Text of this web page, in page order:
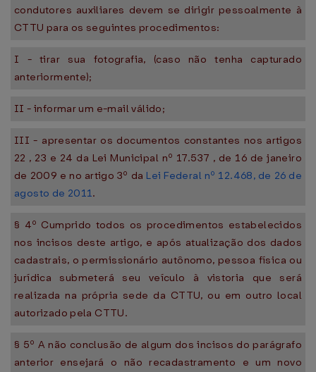
condutores auxiliares devem se dirigir pessoalmente à
CTTU para os seguintes procedimentos:
I - tirar sua fotografia, (caso não tenha capturado
anteriormente);
II - informar um e-mail válido;
III - apresentar os documentos constantes nos artigos
22 , 23 e 24 da Lei Municipal nº 17.537 , de 16 de janeiro
de 2009 e no artigo 3º da Lei Federal nº 12.468, de 26 de
agosto de 2011.
§ 4º Cumprido todos os procedimentos estabelecidos
nos incisos deste artigo, e após atualização dos dados
cadastrais, o permissionário autônomo, pessoa física ou
jurídica submeterá seu veículo à vistoria que será
realizada na própria sede da CTTU, ou em outro local
autorizado pela CTTU.
§ 5º A não conclusão de algum dos incisos do parágrafo
anterior ensejará o não recadastramento e um novo